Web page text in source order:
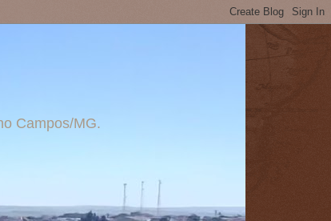
Campos/MG.